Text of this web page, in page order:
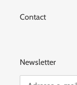
Contact
Newsletter